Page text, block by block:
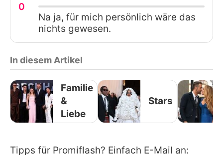
0
Na ja, für mich persönlich wäre das
nichts gewesen.
In diesem Artikel
Familie
&
Liebe
Stars
Tipps für Promiflash? Einfach E-Mail an: